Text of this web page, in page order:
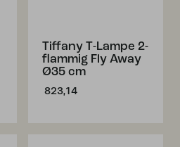
Tiffany T-Lampe 2-
flammig Fly Away
Ø35 cm
823,14